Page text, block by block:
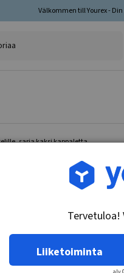
Välkommen till Yourex -
sarja kaksi kappaletta
Tuotenro.:
Tervetuloa!
Liiketoiminta